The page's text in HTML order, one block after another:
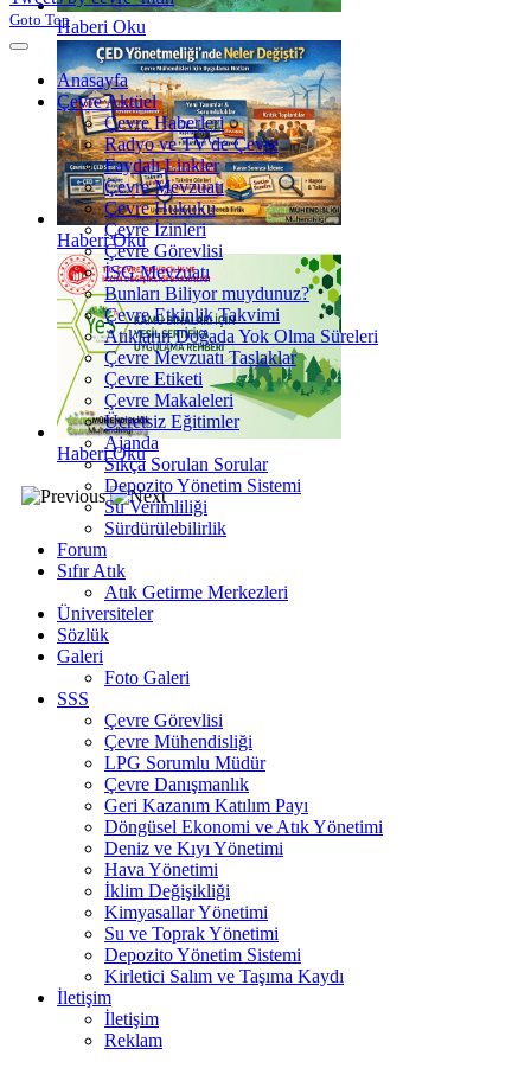
Haberi Oku
Haberi Oku
Haberi Oku
Goto Top
Anasayfa
Çevre Aktüel
Çevre Haberleri
Radyo ve TV'de Çevre
Faydalı Linkler
Çevre Mevzuatı
Çevre Hukuku
Çevre İzinleri
Çevre Görevlisi
İSG Mevzuatı
Bunları Biliyor muydunuz?
Çevre Etkinlik Takvimi
Atıkların Doğada Yok Olma Süreleri
Çevre Mevzuatı Taslaklar
Çevre Etiketi
Çevre Makaleleri
Ücretsiz Eğitimler
Ajanda
Sıkça Sorulan Sorular
Depozito Yönetim Sistemi
Su Verimliliği
Sürdürülebilirlik
Forum
Sıfır Atık
Atık Getirme Merkezleri
Üniversiteler
Sözlük
Galeri
Foto Galeri
SSS
Çevre Görevlisi
Çevre Mühendisliği
LPG Sorumlu Müdür
Çevre Danışmanlık
Geri Kazanım Katılım Payı
Döngüsel Ekonomi ve Atık Yönetimi
Deniz ve Kıyı Yönetimi
Hava Yönetimi
İklim Değişikliği
Kimyasallar Yönetimi
Su ve Toprak Yönetimi
Depozito Yönetim Sistemi
Kirletici Salım ve Taşıma Kaydı
İletişim
İletişim
Reklam